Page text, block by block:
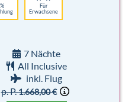
Für
Erwachsene
7 Nächte
All Inclusive
inkl. Flug
p. P.1.668,00 €